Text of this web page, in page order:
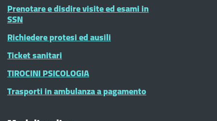
Prenotare e disdire visite ed esami in
SSN
Richiedere protesi ed ausili
Ticket sanitari
TIROCINI PSICOLOGIA
Trasporti in ambulanza a pagamento